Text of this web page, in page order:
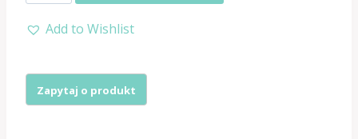
Podszewka
Rękawówka
Add to Wishlist